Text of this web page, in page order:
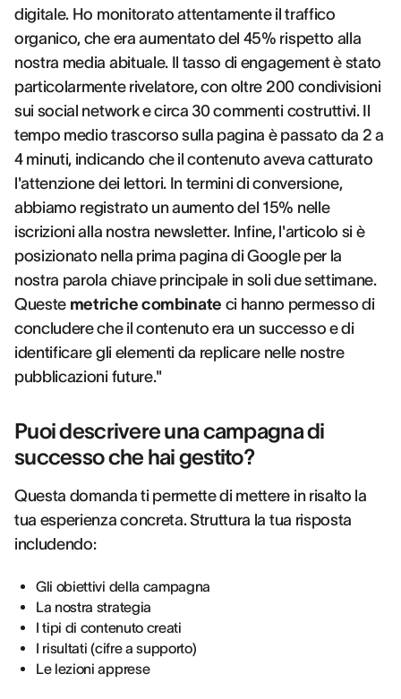
digitale. Ho monitorato attentamente il traffico
organico, che era aumentato del 45% rispetto alla
nostra media abituale. Il tasso di engagement è stato
particolarmente rivelatore, con oltre 200 condivisioni
sui social network e circa 30 commenti costruttivi. Il
tempo medio trascorso sulla pagina è passato da 2 a
4 minuti, indicando che il contenuto aveva catturato
l'attenzione dei lettori. In termini di conversione,
abbiamo registrato un aumento del 15% nelle
iscrizioni alla nostra newsletter. Infine, l'articolo si è
posizionato nella prima pagina di Google per la
nostra parola chiave principale in soli due settimane.
Queste metriche combinate ci hanno permesso di
concludere che il contenuto era un successo e di
identificare gli elementi da replicare nelle nostre
pubblicazioni future."
Puoi descrivere una campagna di
successo che hai gestito?
Questa domanda ti permette di mettere in risalto la
tua esperienza concreta. Struttura la tua risposta
includendo:
Gli obiettivi della campagna
La nostra strategia
I tipi di contenuto creati
I risultati (cifre a supporto)
Le lezioni apprese